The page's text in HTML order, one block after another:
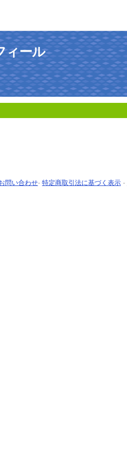
ィール
問い合わせ- 特定商取引法に基づく表示 -